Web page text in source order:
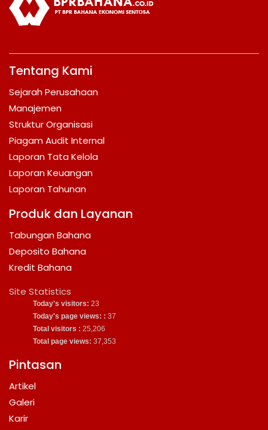
Tentang Kami
Sejarah Perusahaan
Manajemen
Struktur Organisasi
Piagam Audit Internal
Laporan Tata Kelola
Laporan Keuangan
Laporan Tahunan
Produk dan Layanan
Tabungan Bahana
Deposito Bahana
Kredit Bahana
Site Statistics
Today's visitors: 23
Today's page views: : 37
Total visitors : 25,206
Total page views: 37,353
Pintasan
Artikel
Galeri
Karir